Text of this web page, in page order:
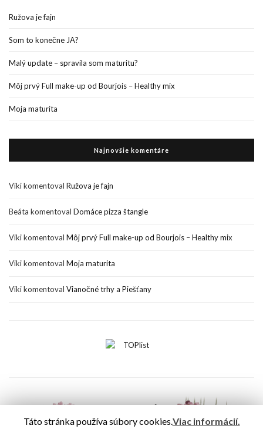
Ružova je fajn
Som to konečne JA?
Malý update – spravila som maturitu?
Môj prvý Full make-up od Bourjois – Healthy mix
Moja maturita
Najnovšie komentáre
Vikikomentoval Ružova je fajn
Beáta komentoval Domáce pizza štangle
Vikikomentoval Môj prvý Full make-up od Bourjois – Healthy mix
Vikikomentoval Moja maturita
Vikikomentoval Vianočné trhy a Piešťany
Táto stránka používa súbory cookies.Viac informácií.